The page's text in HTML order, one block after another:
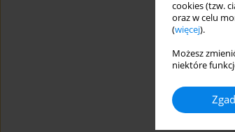
cookies (tzw.
oraz w celu
(więcej).
Możesz
niektóre